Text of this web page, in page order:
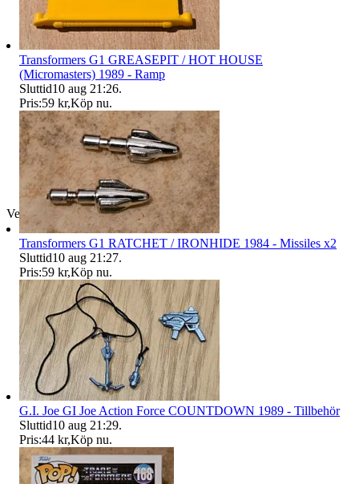
Verifierad
Transformers G1 GREASEPIT / HOT HOUSE
(Micromasters) 1989 - Ramp
Sluttid10 aug 21:26.
Pris:59 kr,Köp nu.
Transformers G1 RATCHET / IRONHIDE 1984 - Missiles x2
Sluttid10 aug 21:27.
Pris:59 kr,Köp nu.
G.I. Joe GI Joe Action Force COUNTDOWN 1989 - Tillbehör
Sluttid10 aug 21:29.
Pris:44 kr,Köp nu.